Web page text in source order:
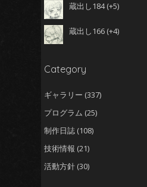
蔵出し184 +5
蔵出し166 +4
Category
ギャラリー (337)
プログラム (25)
制作日誌 (108)
技術情報 (21)
活動方針 (30)